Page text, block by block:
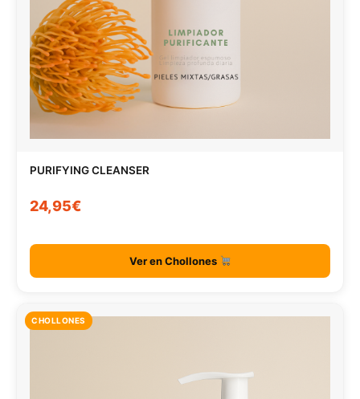
PURIFYING CLEANSER
24,95€
Ver en Chollones
CHOLLONES